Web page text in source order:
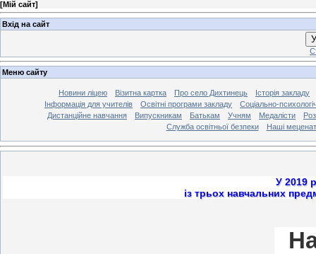
[Мій сайт]
Вхід на сайт
Меню сайту
Новини ліцею Візитна картка Про село Дихтинець
Історія закладу
Інформація для учителів
Освітні програми закладу
Соціально-
Дистанційне навчання
Випускникам Батькам Учням Медалісти
Служба освітньої безпеки
Наші
У 2019
із трьох навчальних